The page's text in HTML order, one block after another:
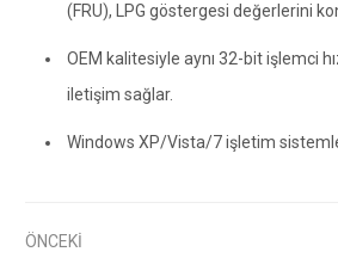
(FRU), LPG göstergesi değerlerini
OEM kalitesiyle aynı 32-bit işlemci
iletişim sağlar.
Windows XP/Vista/7 işletim
ÖNCEKİ